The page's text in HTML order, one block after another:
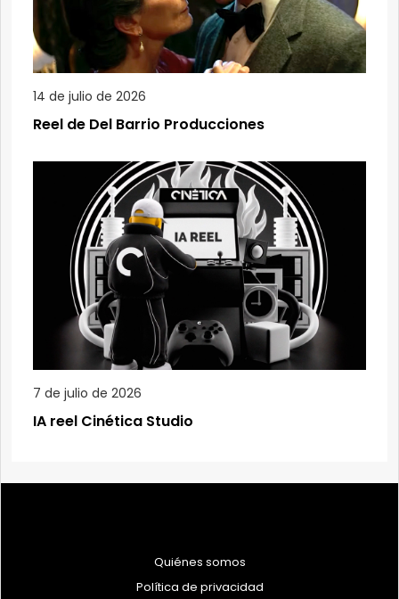
14 de julio de 2026
Reel de Del Barrio Producciones
7 de julio de 2026
IA reel Cinética Studio
Quiénes somos
Política de privacidad